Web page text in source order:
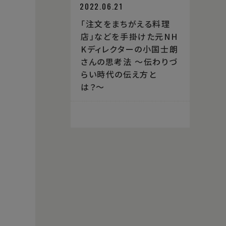
2022.06.21
「注文をまちがえる料理
店」などを手掛けた元NH
Kディレクターの小国士朗
さんの思考法 〜伝わりづ
らい時代の伝え方と
は？〜